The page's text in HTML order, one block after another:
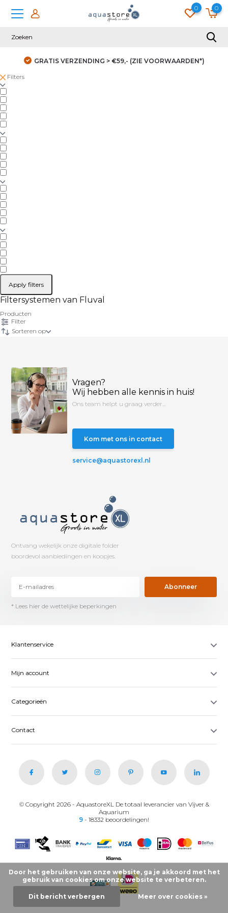
0 0
GRATIS VERZENDING > €59,- (ZIE VOORWAARDEN*)
Filters
Apply filters
Filtersystemen van Fluval
Producten
Filter
Sorteren op
Vragen?
Wij hebben alle kennis in huis!
Ons team helpt u graag verder...
Kom met ons in contact
service@aquastorexl.nl
Ontvang wekelijk onze digitale folder
boordevol aanbiedingen en koopjes.
Abonneer
* Lees hier de wettelijke beperkingen
Klantenservice
Mijn account
Categorieën
Contact
© Copyright 2026 - AquastoreXL De totaal leverancier van Vijver &
Aquarium
9 - 18332 beoordelingen!
Door het gebruiken van onze website, ga je akkoord met het
gebruik van cookies om onze website te verbeteren.
Dit bericht verbergen Meer over cookies »